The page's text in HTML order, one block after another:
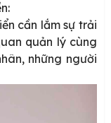
cần lắm sự trải
quản lý cùng
những người